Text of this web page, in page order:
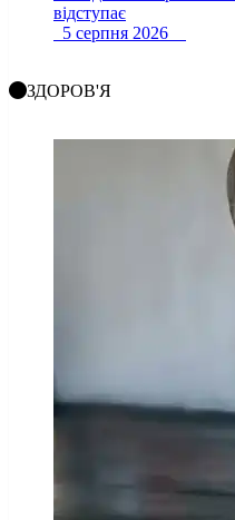
відступає
5 серпня 2026
ЗДОРОВ'Я